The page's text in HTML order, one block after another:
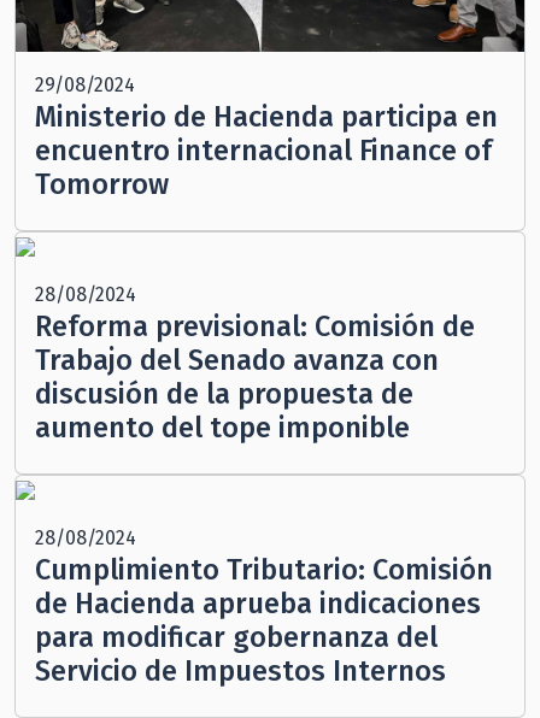
29/08/2024
Ministerio de Hacienda participa en
encuentro internacional Finance of
Tomorrow
28/08/2024
Reforma previsional: Comisión de
Trabajo del Senado avanza con
discusión de la propuesta de
aumento del tope imponible
28/08/2024
Cumplimiento Tributario: Comisión
de Hacienda aprueba indicaciones
para modificar gobernanza del
Servicio de Impuestos Internos